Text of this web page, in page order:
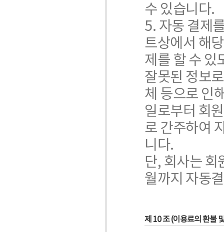
수 있습니다.
5. 자동 결제
트상에서 해
제를 할 수 있
잘못된 정보
체 등으로 인
일로부터 회
로 간주하여
니다.
단, 회사는 회
월까지 자동
제 10 조 (이용료의 환불